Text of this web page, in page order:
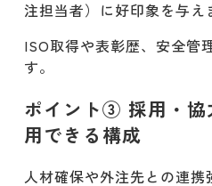
注担当者）に好印象を与え
ISO取得や表彰歴、安全管
す。
ポイント③ 採用・協
用できる構成
人材確保や外注先との連携